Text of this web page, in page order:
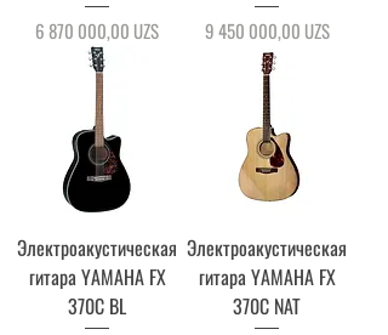
Цена
6 870 000,00 UZS Цена
9 450 000,00 UZS
Электроакустическая
гитара YAMAHA FX
370C BL
Электроакустическая
гитара YAMAHA FX
370C NAT